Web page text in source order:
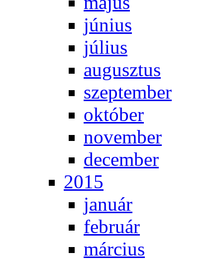
jú­ni­us
jú­li­us
au­gusz­tus
szep­tem­ber
ok­tó­ber
no­vem­ber
de­cem­ber
2015
ja­nu­ár
feb­ru­ár
már­ci­us